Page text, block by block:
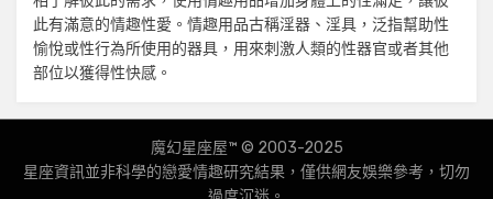
此有滿意的情趣性愛。 情趣用品古稱淫器、淫具，泛指幫助性
愉悅或性行為所使用的器具，用來刺激人類的性器官或者其他
部位以獲得性快感。
魔幻星座屋™ © 2003-2025
星座資訊並非科學的戀愛情趣研究結果，僅供網友娛樂參考，切勿